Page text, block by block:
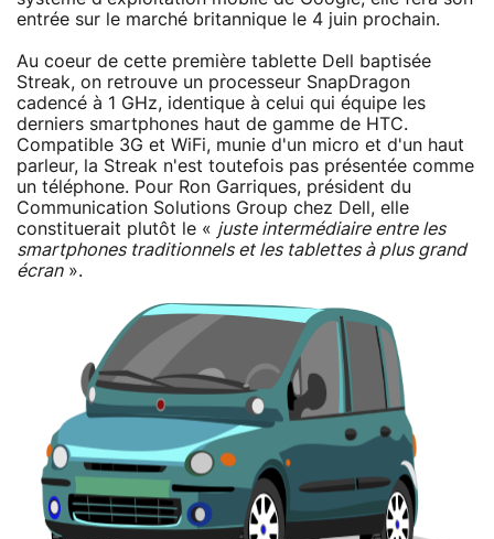
entrée sur le marché britannique le 4 juin prochain.
Au coeur de cette première tablette Dell baptisée
Streak, on retrouve un processeur SnapDragon
cadencé à 1 GHz, identique à celui qui équipe les
derniers smartphones haut de gamme de HTC.
Compatible 3G et WiFi, munie d'un micro et d'un haut
parleur, la Streak n'est toutefois pas présentée comme
un téléphone. Pour Ron Garriques, président du
Communication Solutions Group chez Dell, elle
constituerait plutôt le « juste intermédiaire entre les
smartphones traditionnels et les tablettes à plus grand
écran».